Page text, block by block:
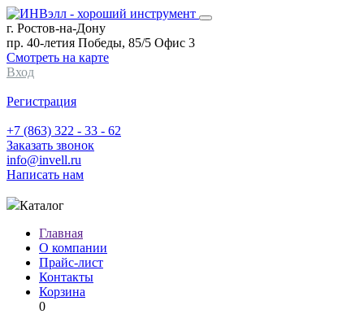
г. Ростов-на-Дону
пр. 40-летия Победы, 85/5 Офис 3
Смотреть на карте
Вход
Регистрация
+7 (863) 322 - 33 - 62
Заказать звонок
info@invell.ru
Написать нам
Каталог
Главная
О компании
Прайс-лист
Контакты
Корзина
0